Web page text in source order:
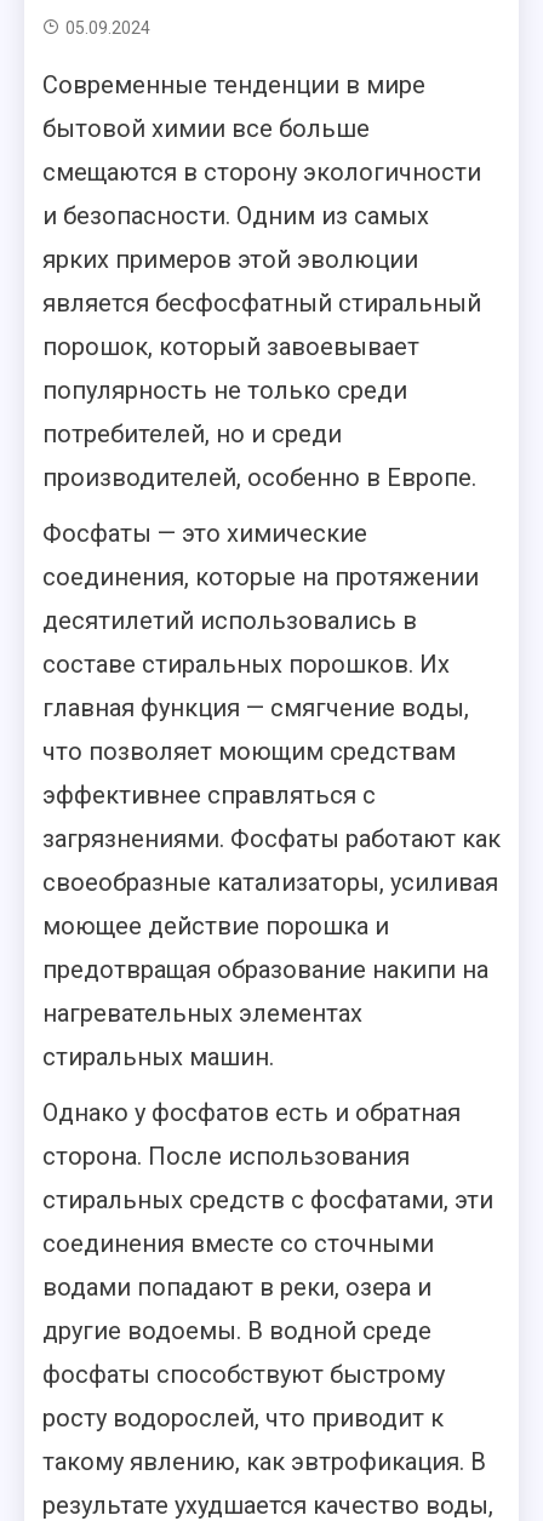
05.09.2024
Современные тенденции в мире
бытовой химии все больше
смещаются в сторону экологичности
и безопасности. Одним из самых
ярких примеров этой эволюции
является бесфосфатный стиральный
порошок, который завоевывает
популярность не только среди
потребителей, но и среди
производителей, особенно в Европе.
Фосфаты — это химические
соединения, которые на протяжении
десятилетий использовались в
составе стиральных порошков. Их
главная функция — смягчение воды,
что позволяет моющим средствам
эффективнее справляться с
загрязнениями. Фосфаты работают как
своеобразные катализаторы, усиливая
моющее действие порошка и
предотвращая образование накипи на
нагревательных элементах
стиральных машин.
Однако у фосфатов есть и обратная
сторона. После использования
стиральных средств с фосфатами, эти
соединения вместе со сточными
водами попадают в реки, озера и
другие водоемы. В водной среде
фосфаты способствуют быстрому
росту водорослей, что приводит к
такому явлению, как эвтрофикация. В
результате ухудшается качество воды,